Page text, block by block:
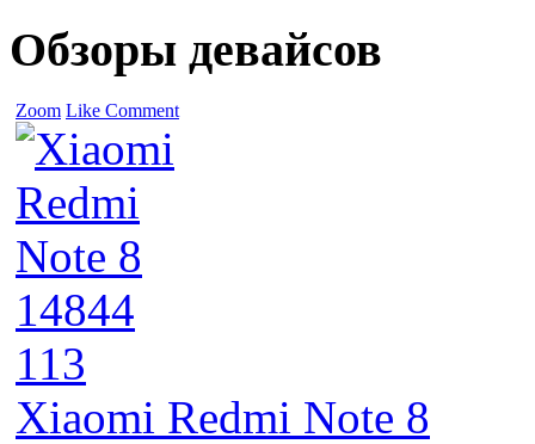
Обзоры девайсов
Zoom Like Comment
14844
113
Xiaomi Redmi Note 8